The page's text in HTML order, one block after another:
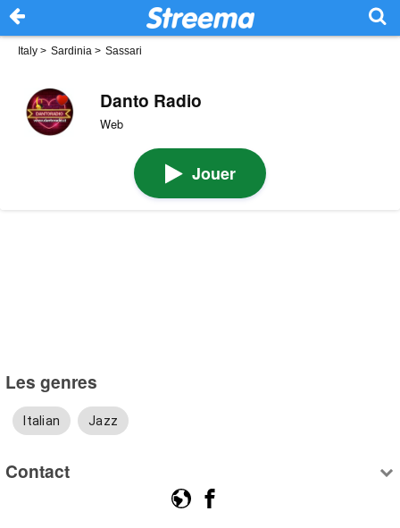
Italy > Sardinia > Sassari
Danto Radio
Web
Jouer
Les genres
Italian Jazz
Contact